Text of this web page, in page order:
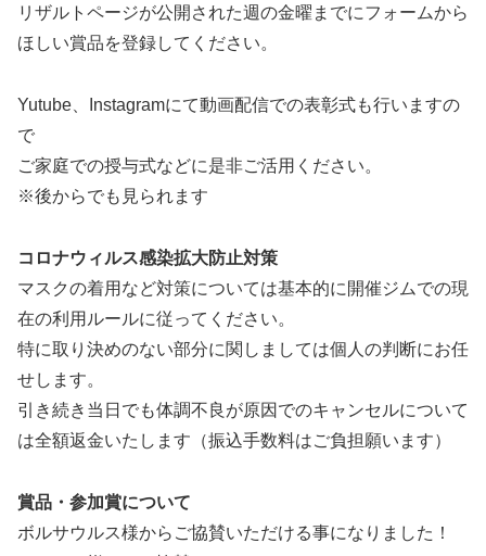
リザルトページが公開された週の金曜までにフォームから
ほしい賞品を登録してください。
Yutube、Instagramにて動画配信での表彰式も行いますの
で
ご家庭での授与式などに是非ご活用ください。
※後からでも見られます
コロナウィルス感染拡大防止対策
マスクの着用など対策については基本的に開催ジムでの現
在の利用ルールに従ってください。
特に取り決めのない部分に関しましては個人の判断にお任
せします。
引き続き当日でも体調不良が原因でのキャンセルについて
は全額返金いたします（振込手数料はご負担願います）
賞品・参加賞について
ボルサウルス様からご協賛いただける事になりました！